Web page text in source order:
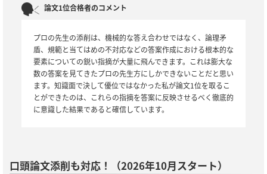
論文1位合格者のコメント
プロの先生の添削は、機械的な答え合わせではなく、論理矛
盾、規範と当てはめの不対応などの答案作成における根本的な
要素についての鋭い指摘が大量に飛んできます。これは膨大な
数の答案を見てきたプロの先生方にしかできないことだと思い
ます。知識面で決して優位ではなかった私が論文1位を取るこ
とができたのは、これらの指摘を答案に反映させるべく徹底的
に意識した結果であると確信しています。
口頭論文添削も対応！（2026年10月スタート）